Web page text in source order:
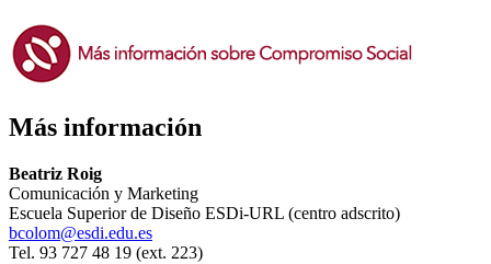
Más información
Beatriz Roig
Comunicación y Marketing
Escuela Superior de Diseño ESDi-URL (centro adscrito)
bcolom@esdi.edu.es
Tel. 93 727 48 19 (ext. 223)